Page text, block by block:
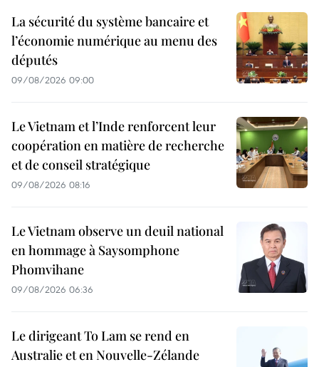
La sécurité du système bancaire et
l’économie numérique au menu des
députés
09/08/2026 09:00
Le Vietnam et l’Inde renforcent leur
coopération en matière de recherche
et de conseil stratégique
09/08/2026 08:16
Le Vietnam observe un deuil national
en hommage à Saysomphone
Phomvihane
09/08/2026 06:36
Le dirigeant To Lam se rend en
Australie et en Nouvelle-Zélande